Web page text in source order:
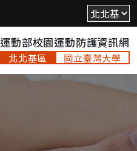
運動部校園運動防護資訊網
北北基區 國立臺灣大學